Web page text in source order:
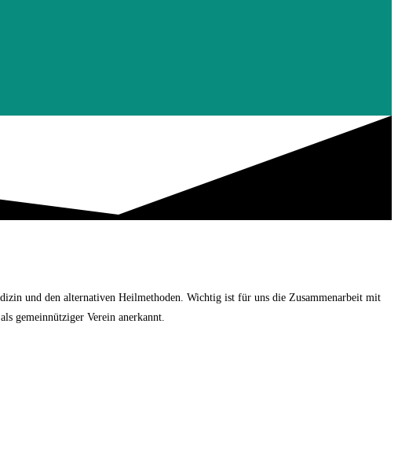
und den alternativen Heilmethoden. Wichtig ist für uns die Zusammenarbeit mit
gemeinnütziger Verein anerkannt.